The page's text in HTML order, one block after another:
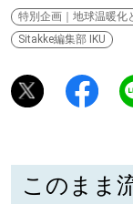
暮らす
深める
特別企画｜地球温暖化
Sitakke編集部 IKU
このまま